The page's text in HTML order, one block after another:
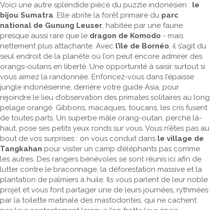
Voici une autre splendide pièce du puzzle indonésien : le
bijou Sumatra. Elle abrite la forêt primaire du parc
national de Gunung Leuser, habitée par une faune
presque aussi rare que le dragon de Komodo - mais
nettement plus attachante. Avec l’île de Bornéo, il s’agit du
seul endroit de la planète où l’on peut encore admirer des
orangs-outans en liberté. Une opportunité à saisir surtout si
vous aimez la randonnée. Enfoncez-vous dans l’épaisse
jungle indonésienne, derrière votre guide Asia, pour
rejoindre le lieu d’observation des primates solitaires au long
pelage orangé. Gibbons, macaques, toucans, les cris fusent
de toutes parts. Un superbe mâle orang-outan, perché là-
haut, pose ses petits yeux ronds sur vous. Vous n’êtes pas au
bout de vos surprises : on vous conduit dans le village de
Tangkahan pour visiter un camp d’éléphants pas comme
les autres. Des rangers bénévoles se sont réunis ici afin de
lutter contre le braconnage, la déforestation massive et la
plantation de palmiers à huile. Ils vous parlent de leur noble
projet et vous font partager une de leurs journées, rythmées
par la toilette matinale des mastodontes, qui ne cachent